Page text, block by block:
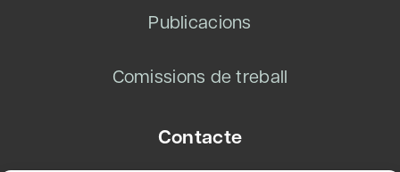
Publicacions
Comissions de treball
Contacte